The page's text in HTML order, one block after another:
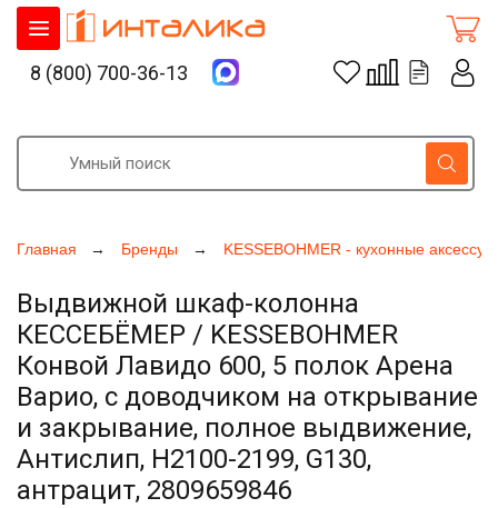
Главная Бренды KESSEBOHMER - кухонные
Выдвижной шкаф-колонна
КЕССЕБЁМЕР / KESSEBOHMER
Конвой Лавидо 600, 5 полок Арена
Варио, с доводчиком на открывание
и закрывание, полное выдвижение,
Антислип, H2100-2199, G130,
антрацит, 2809659846
8 (800) 700-36-13